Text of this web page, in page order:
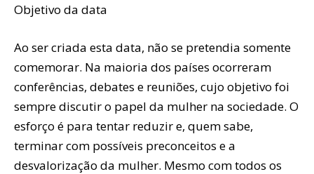
Objetivo da data
Ao ser criada esta data, não se pretendia somente
comemorar. Na maioria dos países ocorreram
conferências, debates e reuniões, cujo objetivo foi
sempre discutir o papel da mulher na sociedade. O
esforço é para tentar reduzir e, quem sabe,
terminar com possíveis preconceitos e a
desvalorização da mulher. Mesmo com todos os